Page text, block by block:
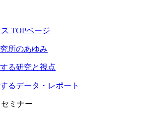
TOPページ
所のあゆみ
る研究と視点
るデータ・レポート
ミナー